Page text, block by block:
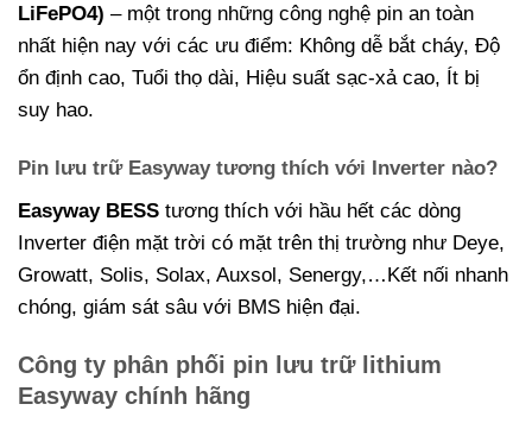
LiFePO4) – một trong những công nghệ pin an toàn
nhất hiện nay với các ưu điểm: Không dễ bắt cháy, Độ
ổn định cao, Tuổi thọ dài, Hiệu suất sạc-xả cao, Ít bị
suy hao.
Pin lưu trữ Easyway tương thích với Inverter nào?
Easyway BESS tương thích với hầu hết các dòng
Inverter điện mặt trời có mặt trên thị trường như Deye,
Growatt, Solis, Solax, Auxsol, Senergy,…Kết nối nhanh
chóng, giám sát sâu với BMS hiện đại.
Công ty phân phối pin lưu trữ lithium
Easyway chính hãng